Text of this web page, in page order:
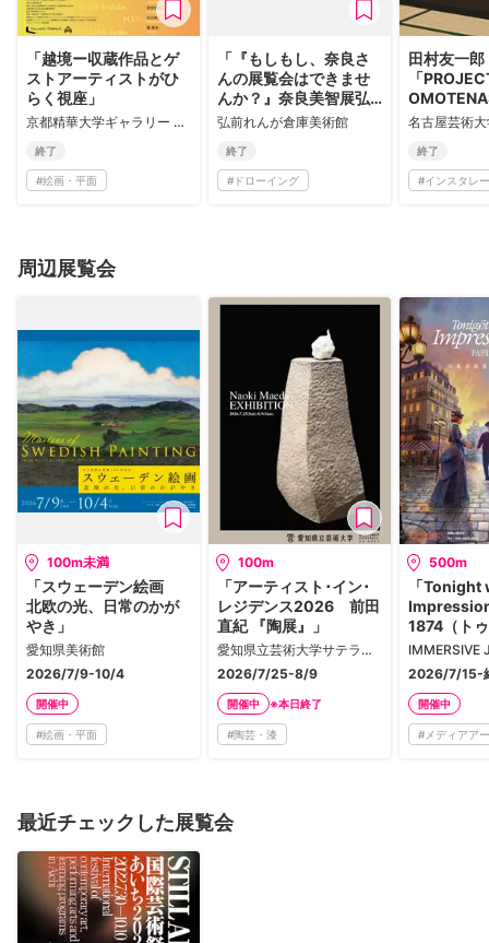
「越境ー収蔵作品とゲ
ストアーティストがひ
らく視座」
京都精華大学ギャラリー Terra-S
終了
#絵画・平面
「『もしもし、奈良さ
んの展覧会はできませ
んか？』奈良美智展弘
前 2002-2006 ドキュ
弘前れんが倉庫美術館
終了
# ドローイング
田村友一郎
「
KOKORO」
終了
#インスタレ
周辺展覧会
100m未満
「スウェーデン絵画
北欧の光、日常のかが
やき」
愛知県美術館
2026/7/9-10/4
開催中
#絵画・平面
100m
「アーティスト･イン･
レジデンス2026 前田
直紀 『陶展』」
愛知県立芸術大学サテライトギャラリーSA・KURA
2026/7/25-8/9
開催中 ※本日終了
#陶芸・漆
500m
「
1874（ト
ズ ザ イン
スツ パリ
派画家と
2026/7/15-
開催中
# メディアア
最近チェックした展覧会